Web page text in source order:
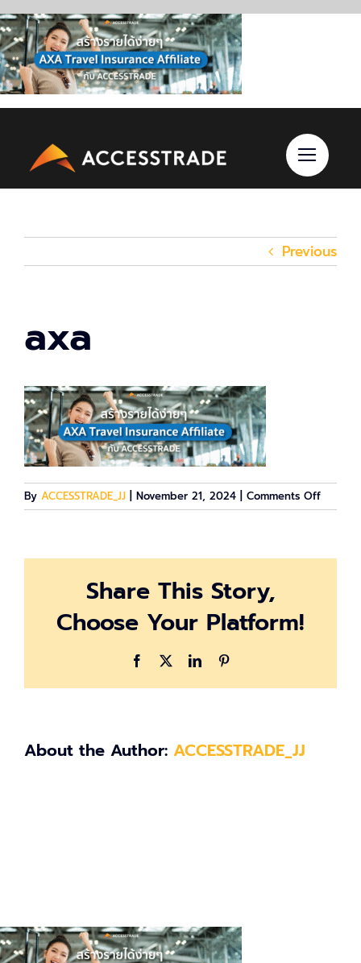
Skip
to
content
Previous
axa
By ACCESSTRADE_JJ November 21, 2024 Comments Offon
axa
Share This Story,
Choose Your Platform!
Facebook LinkedIn
About the Author: ACCESSTRADE_JJ